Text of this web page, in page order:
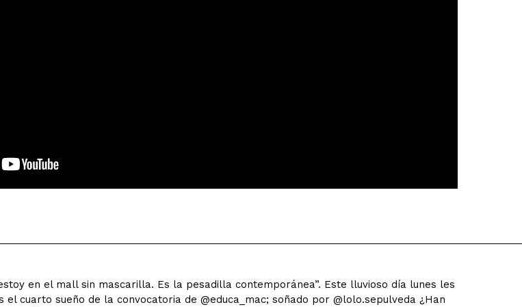
en el mall sin mascarilla. Es la pesadilla contemporánea”. Este lluvioso día lunes les
el cuarto sueño de la convocatoria de @educa_mac; soñado por @lolo.sepulveda ¿Han